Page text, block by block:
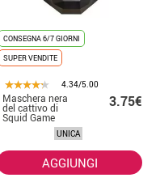
CONSEGNA 6/7 GIORNI
SUPER VENDITE
4.34/5.00
Maschera nera
del cattivo di
Squid Game
3.75€
UNICA
AGGIUNGI